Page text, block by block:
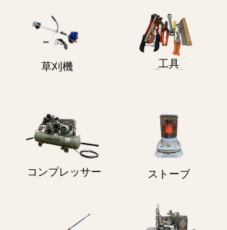
​草刈機 ​工具
コンプレッサー ストーブ